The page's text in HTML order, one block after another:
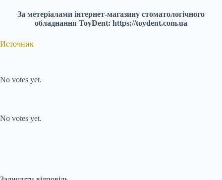
За метеріалами інтернет-магазину стоматологічного
обладнання ToyDent: https://toydent.com.ua
Источник
No votes yet.
No votes yet.